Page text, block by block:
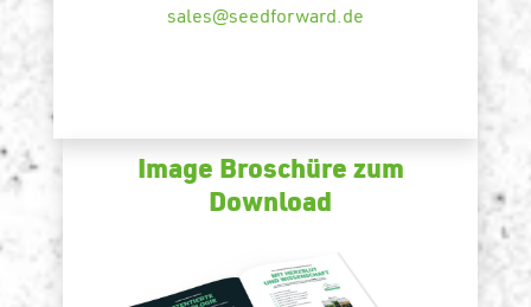
sales@seedforward.de
Image Broschüre zum
Download